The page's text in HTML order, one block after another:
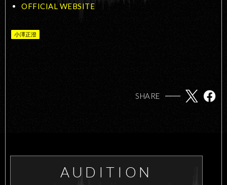
OFFICIAL WEBSITE
小澤正澄
SHARE
AUDITION